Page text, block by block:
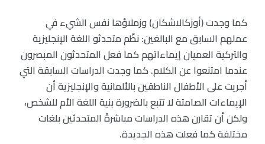
كما وجدت (أوزكالاشكان) وزملاؤها نفس الشيء في
عملهم السابق مع البالغين: نظّم متحدثو اللغة الإنجليزية
والتركية العميان إيماءاتهم كما فعل المتحدثون المبصرون
عندما امتنعوا عن الكلام. كما وجدت الدراسات السابقة التي
أجريت على الأطفال الناطقين بالألمانية والإنجليزية أن
الإيماءات الصامتة لا تتبع بالضرورة بنية اللغة الأم للشخص،
ولكن أن تقارن هذه الدراسات مباشرةً المتحدثين بلغات
مختلفة كما فعلت هذه الجديدة.